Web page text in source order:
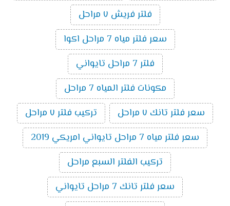
فلتر فريش ٧ مراحل
سعر فلتر مياه 7 مراحل اكوا
فلتر 7 مراحل تايواني
مكونات فلتر المياه 7 مراحل
سعر فلتر تانك ٧ مراحل
تركيب فلتر ٧ مراحل
سعر فلتر مياه 7 مراحل تايواني امريكي 2019
تركيب الفلتر السبع مراحل
سعر فلتر تانك 7 مراحل تايواني